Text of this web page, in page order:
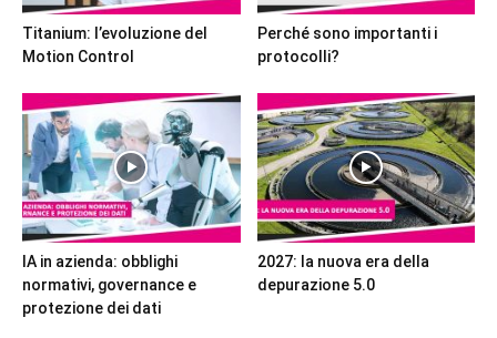
Titanium: l’evoluzione del
Motion Control
Perché sono importanti i
protocolli?
IA in azienda: obblighi
normativi, governance e
protezione dei dati
2027: la nuova era della
depurazione 5.0